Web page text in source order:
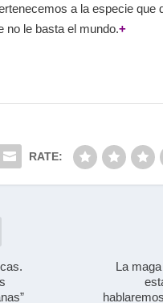
a la especie que
no le basta el mundo.+
RATE:
La